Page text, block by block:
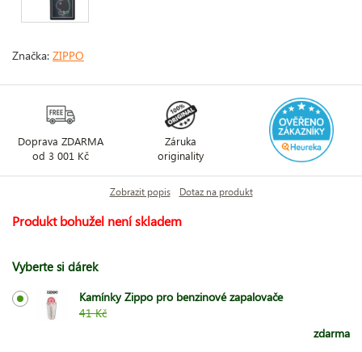
Značka: ZIPPO
Doprava ZDARMA
od 3 001 Kč
Záruka
originality
Zobrazit popis Dotaz na produkt
Produkt bohužel není skladem
Vyberte si dárek
Kamínky Zippo pro benzinové zapalovače
41 Kč
zdarma